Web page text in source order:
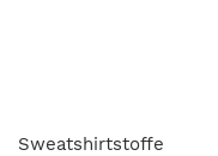
Sweatshirtstoffe